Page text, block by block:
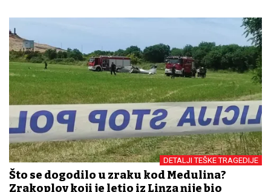
DETALJI TEŠKE TRAGEDIJE
Što se dogodilo u zraku kod Medulina?
Zrakoplov koji je letio iz Linza nije bio